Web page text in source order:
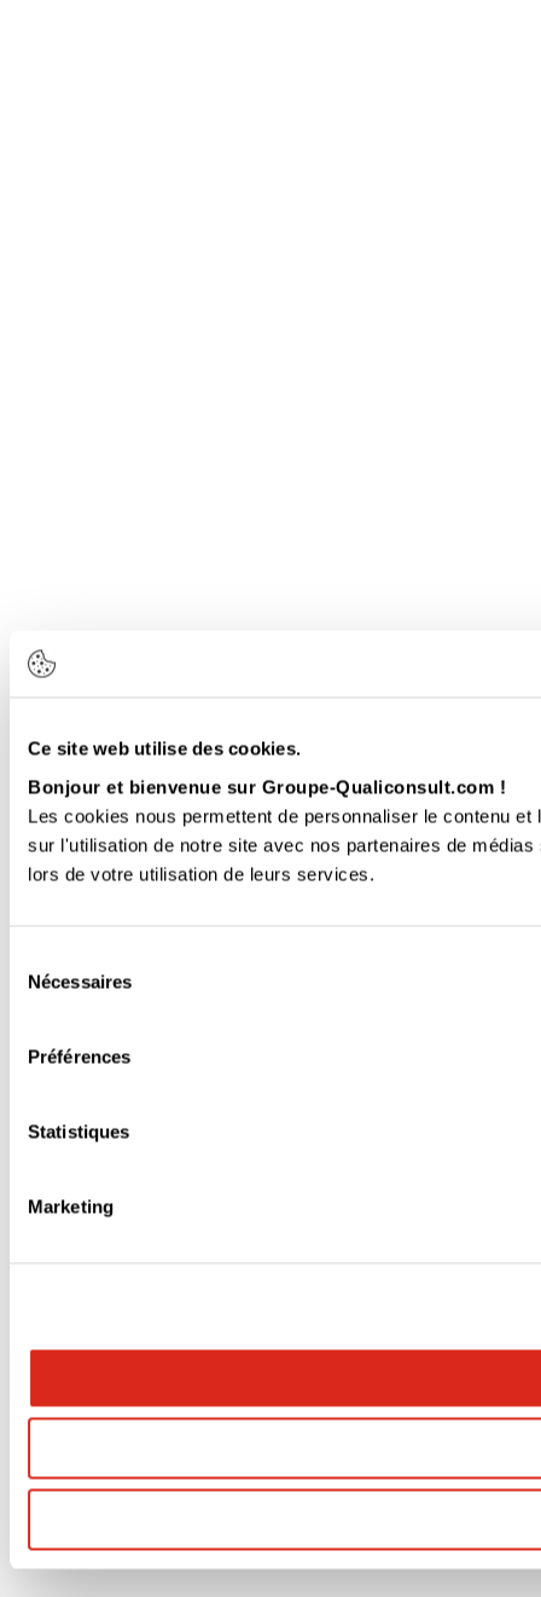
Ce site web utilise des cookies.
Bonjour et bienvenue sur Groupe-Qualiconsult.com !
Les cookies nous permettent de personnaliser le contenu
sur l'utilisation de notre site avec nos partenaires de
lors de votre utilisation de leurs services.
Nécessaires
Préférences
Statistiques
Marketing